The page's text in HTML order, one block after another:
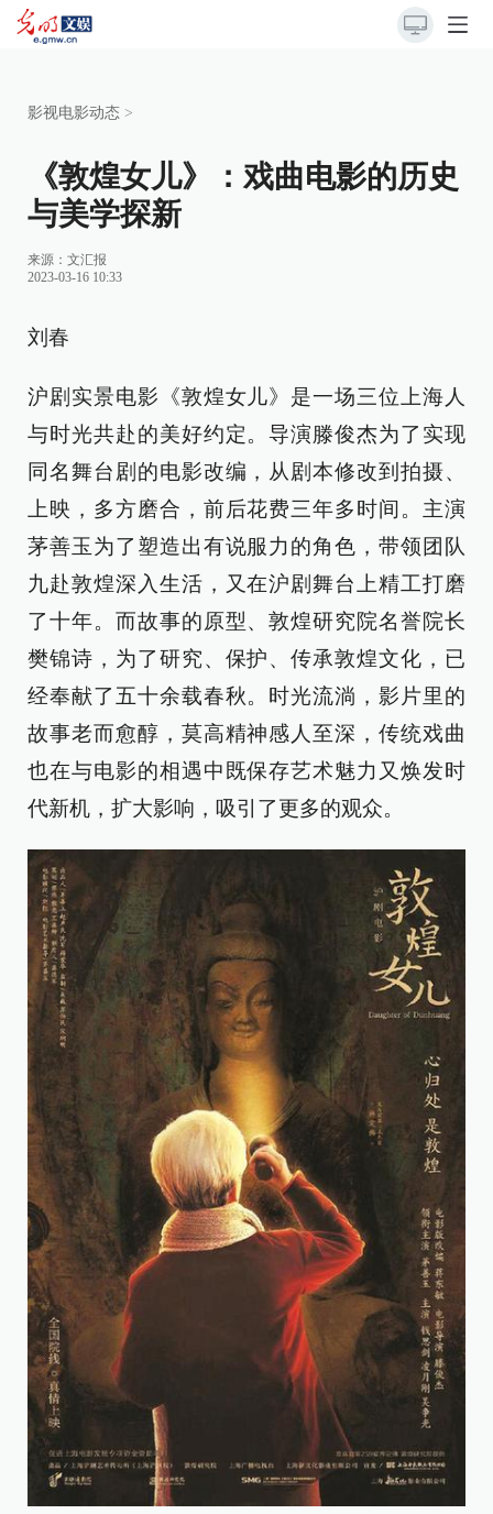
影视电影动态 >
《敦煌女儿》：戏曲电影的历史
与美学探新
来源： 文汇报
2023-03-16 10:33
刘春
沪剧实景电影《敦煌女儿》是一场三位上海人
与时光共赴的美好约定。导演滕俊杰为了实现
同名舞台剧的电影改编，从剧本修改到拍摄、
上映，多方磨合，前后花费三年多时间。主演
茅善玉为了塑造出有说服力的角色，带领团队
九赴敦煌深入生活，又在沪剧舞台上精工打磨
了十年。而故事的原型、敦煌研究院名誉院长
樊锦诗，为了研究、保护、传承敦煌文化，已
经奉献了五十余载春秋。时光流淌，影片里的
故事老而愈醇，莫高精神感人至深，传统戏曲
也在与电影的相遇中既保存艺术魅力又焕发时
代新机，扩大影响，吸引了更多的观众。